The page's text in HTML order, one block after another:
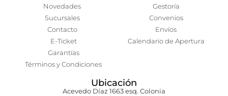
Novedades
Sucursales
Contacto
E-Ticket
Garantías
Términos y Condiciones
Gestoría
Convenios
Envíos
Calendario de Apertura
Ubicación
Acevedo Díaz 1663 esq. Colonia